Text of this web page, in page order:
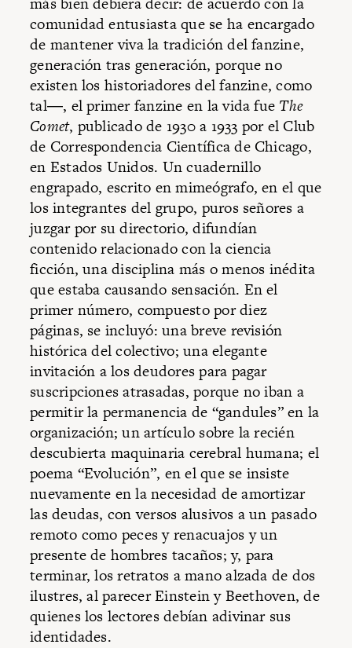
comunidad entusiasta que se ha encargado
de mantener viva la tradición del fanzine,
generación tras generación, porque no
existen los historiadores del fanzine, como
tal―, el primer fanzine en la vida fue The
Comet, publicado de 1930 a 1933 por el Club
de Correspondencia Científica de Chicago,
en Estados Unidos. Un cuadernillo
engrapado, escrito en mimeógrafo, en el que
los integrantes del grupo, puros señores a
juzgar por su directorio, difundían
contenido relacionado con la ciencia
ficción, una disciplina más o menos inédita
que estaba causando sensación. En el
primer número, compuesto por diez
páginas, se incluyó: una breve revisión
histórica del colectivo; una elegante
invitación a los deudores para pagar
suscripciones atrasadas, porque no iban a
permitir la permanencia de “gandules” en la
organización; un artículo sobre la recién
descubierta maquinaria cerebral humana; el
poema “Evolución”, en el que se insiste
nuevamente en la necesidad de amortizar
las deudas, con versos alusivos a un pasado
remoto como peces y renacuajos y un
presente de hombres tacaños; y, para
terminar, los retratos a mano alzada de dos
ilustres, al parecer Einstein y Beethoven, de
quienes los lectores debían adivinar sus
identidades.